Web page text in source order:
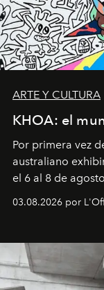
ARTE Y CULTURA
KHOA: el
Por primera vez
australiano
el 6 al 8 de
03.08.2026 por